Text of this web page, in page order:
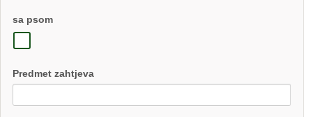
sa psom
Predmet zahtjeva